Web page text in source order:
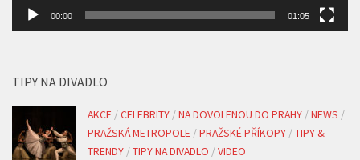
00:00 01:05
TIPY NA DIVADLO
AKCE /CELEBRITY /NA DOVOLENOU DO PRAHY /NEWS /
PRAŽSKÁ METROPOLE /PRAŽSKÉ PŘÍKOPY /TIPY &
TRENDY /TIPY NA DIVADLO /VIDEO